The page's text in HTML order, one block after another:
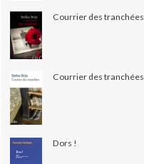
Courrier des tranchées
Courrier des tranchées
Dors !